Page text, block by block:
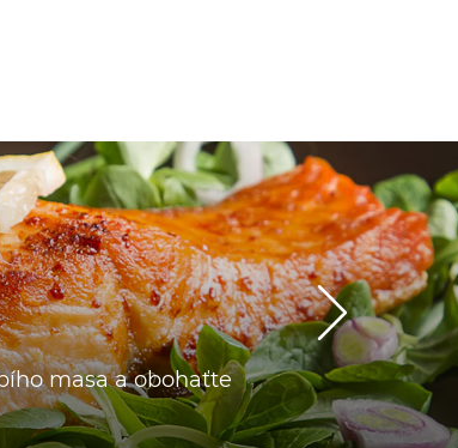
masa a obohaťte